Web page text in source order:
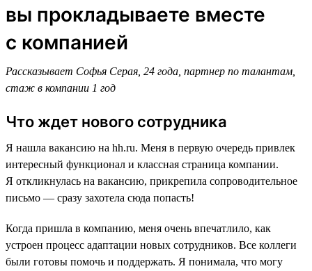
вы прокладываете вместе
с компанией
Рассказывает Софья Серая, 24 года, партнер по талантам,
стаж в компании 1 год
Что ждет нового сотрудника
Я нашла вакансию на hh.ru. Меня в первую очередь привлек
интересный функционал и классная страница компании.
Я откликнулась на вакансию, прикрепила сопроводительное
письмо — сразу захотела сюда попасть!
Когда пришла в компанию, меня очень впечатлило, как
устроен процесс адаптации новых сотрудников. Все коллеги
были готовы помочь и поддержать. Я понимала, что могу